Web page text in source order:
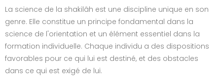
La science de la shakilâh est une discipline unique en son
genre. Elle constitue un principe fondamental dans la
science de l'orientation et un élément essentiel dans la
formation individuelle. Chaque individu a des dispositions
favorables pour ce qui lui est destiné, et des obstacles
dans ce qui est exigé de lui.